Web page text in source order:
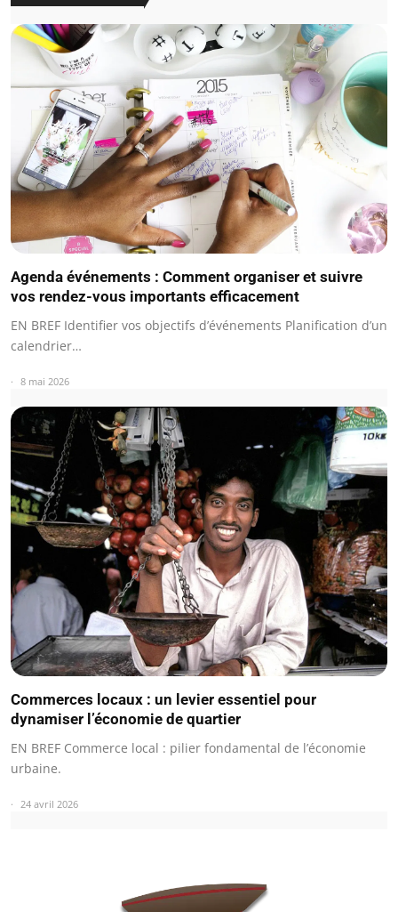
Agenda événements : Comment organiser et suivre
vos rendez-vous importants efficacement
EN BREF Identifier vos objectifs d’événements Planification d’un
calendrier…
8 mai 2026
Commerces locaux : un levier essentiel pour
dynamiser l’économie de quartier
EN BREF Commerce local : pilier fondamental de l’économie
urbaine.
24 avril 2026